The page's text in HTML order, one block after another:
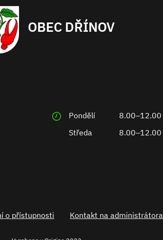
OBEC DŘÍNOV
Pondělí 8.00–12.00
Středa
8.00–12.00
o přístupnosti Kontakt na administrátora